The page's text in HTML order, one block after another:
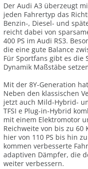
Der Audi A3 überzeugt
jeden Fahrertyp das
Benzin-, Diesel- und
reicht dabei von
400 PS im Audi RS3.
die eine gute Balance
Für Sportfans gibt es die
Dynamik Maßstäbe
Mit der 8Y-Generation
Neben den klassischen
jetzt auch Mild-Hybrid-
TFSI e Plug-in-Hybrid
mit einem Elektromotor
Reichweite von bis zu
hier von 110 PS bis hin
kommen verbesserte
adaptiven Dämpfer, die
weiter verbessern.